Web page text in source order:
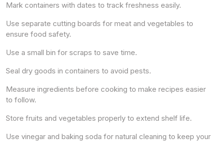
Mark containers with dates to track freshness easily.
Use separate cutting boards for meat and vegetables to
ensure food safety.
Use a small bin for scraps to save time.
Seal dry goods in containers to avoid pests.
Measure ingredients before cooking to make recipes easier
to follow.
Store fruits and vegetables properly to extend shelf life.
Use vinegar and baking soda for natural cleaning to keep your